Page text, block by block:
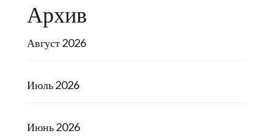
Архив
Август 2026
Июль 2026
Июнь 2026